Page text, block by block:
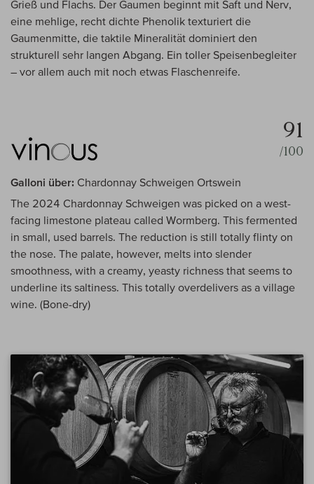
Grieß und Flachs. Der Gaumen beginnt mit Saft und Nerv,
eine mehlige, recht dichte Phenolik texturiert die
Gaumenmitte, die taktile Mineralität dominiert den
strukturell sehr langen Abgang. Ein toller Speisenbegleiter
– vor allem auch mit noch etwas Flaschenreife.
91
/100
Galloni über: Chardonnay Schweigen Ortswein
The 2024 Chardonnay Schweigen was picked on a west-
facing limestone plateau called Wormberg. This fermented
in small, used barrels. The reduction is still totally flinty on
the nose. The palate, however, melts into slender
smoothness, with a creamy, yeasty richness that seems to
underline its saltiness. This totally overdelivers as a village
wine. (Bone-dry)